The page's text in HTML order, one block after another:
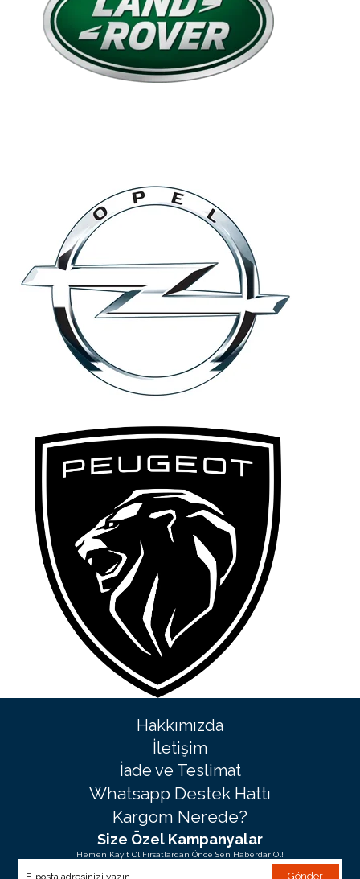
Hakkımızda
İletişim
İade ve Teslimat
Whatsapp Destek Hattı
Kargom Nerede?
Size Özel Kampanyalar
Hemen Kayıt Ol Fırsatlardan Önce Sen Haberdar Ol!
Gönder